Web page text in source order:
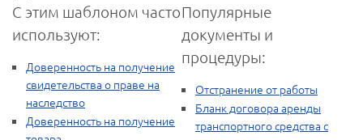
С этим шаблоном часто
используют:
Доверенность на получение
свидетельства о праве на
наследство
Доверенность на получение
Популярные
документы и
процедуры:
Отстранение от работы
Бланк договора аренды
транспортного средства с